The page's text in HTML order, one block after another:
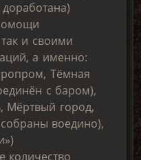
и своими
а именно:
Тёмная
с баром),
Мёртвый город,
воедино),
количество